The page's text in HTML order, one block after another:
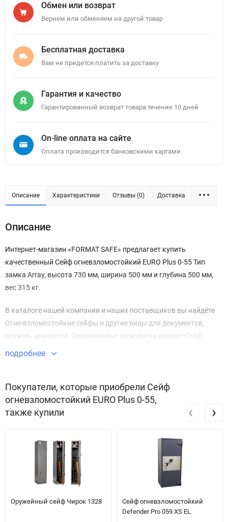
Обмен или возврат
Вернем или обменяем на другой товар
Бесплатная доставка
Вам не придется платить за доставку
Гарантия и качество
Гарантированный возврат товара течение 10 дней
On-line оплата на сайте
Оплата производится банковскими картами
Описание Характеристики Отзывы (0) Доставка
Описание
Интернет-магазин «FORMAT SAFE» предлагает купить
качественный Сейф огневзломостойкий EURO Plus 0-55 Тип
замка Array, высота 730 мм, ширина 500 мм и глубина 500 мм,
вес 315 кг.
В каталоге нашей компании и наших поставщиков вы найдёте
Огне-взломостойкие сейфы и другие виды для документов,
оружия, ценностей. Современные технологии делают Сейф
огневзломостойкий EURO Plus 0-55 безупречным в плане
Звоните по телефону +7 495 220 33 01
подробнее
Покупатели, которые приобрели Сейф
огневзломостойкий EURO Plus 0-55,
также купили
Оружейный сейф Чирок 1328
Сейф огневзломостойкий
Defender Pro 059 XS EL
‹ ›